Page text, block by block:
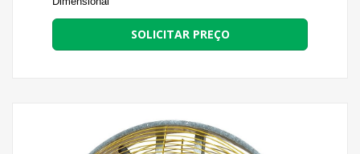
SOLICITAR PREÇO